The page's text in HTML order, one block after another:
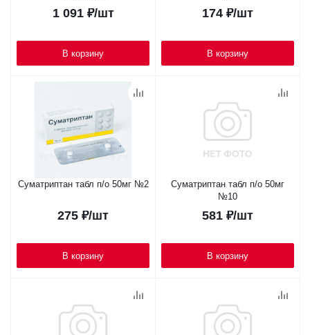
1 091₽/шт
В корзину
174 ₽/шт
В корзину
Суматриптан табл п/о 50мг №2
275 ₽/шт
В корзину
Суматриптан табл п/о 50мг
№10
581 ₽/шт
В корзину